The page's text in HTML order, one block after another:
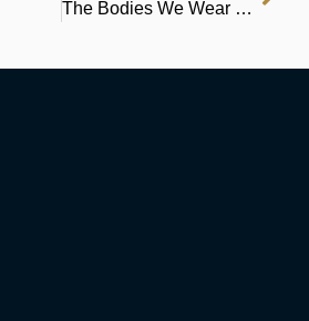
The Bodies We Wear – PDF Download Free